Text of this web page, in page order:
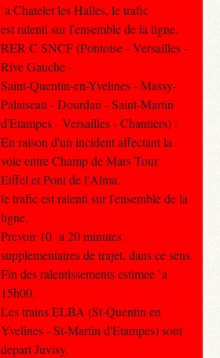
`a Chatelet les Halles, le trafic
est ralenti sur l'ensemble de la ligne.
RER C SNCF (Pontoise - Versailles -
Rive Gauche -
Saint-Quentin-en-Yvelines - Massy-
Palaiseau - Dourdan - Saint-Martin
d'Etampes - Versailles - Chantiers) :
En raison d'un incident affectant la
voie entre Champ de Mars Tour
Eiffel et Pont de l'Alma.
le trafic est ralenti sur l'ensemble de la
ligne.
Prevoir 10 `a 20 minutes
supplementaires de trajet, dans ce sens.
Fin des ralentissements estimee `a
15h00.
Les trains ELBA (St-Quentin en
Yvelines - St-Martin d'Etampes) sont
depart Juvisy.